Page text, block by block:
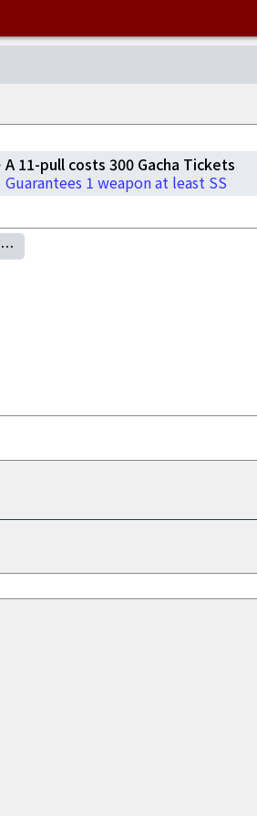
A 11-pull costs 300 Gacha Tickets
Guarantees 1 weapon at least SS